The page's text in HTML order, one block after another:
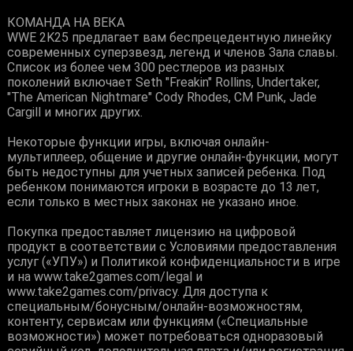
КОМАНДА НА ВЕКА
WWE 2K25 предлагает вам беспрецедентную линейку
современных суперзвезд, легенд и членов Зала славы.
Список из более чем 300 рестлеров из разных
поколений включает Seth "Freakin" Rollins, Undertaker,
"The American Nightmare" Cody Rhodes, CM Punk, Jade
Cargill и многих других.
Некоторые функции игры, включая онлайн-
мультиплеер, общение и другие онлайн-функции, могут
быть недоступны для учетных записей ребенка. Под
ребенком понимаются игроки в возрасте до 13 лет,
если только в местных законах не указано иное.
Покупка предоставляет лицензию на цифровой
продукт в соответствии с Условиями предоставления
услуг («УПУ») и Политикой конфиденциальности в игре
и на www.take2games.com/legal и
www.take2games.com/privacy. Для доступа к
специальным/бонусным/онлайн-возможностям,
контенту, сервисам или функциям («Специальные
возможности») может потребоваться одноразовый